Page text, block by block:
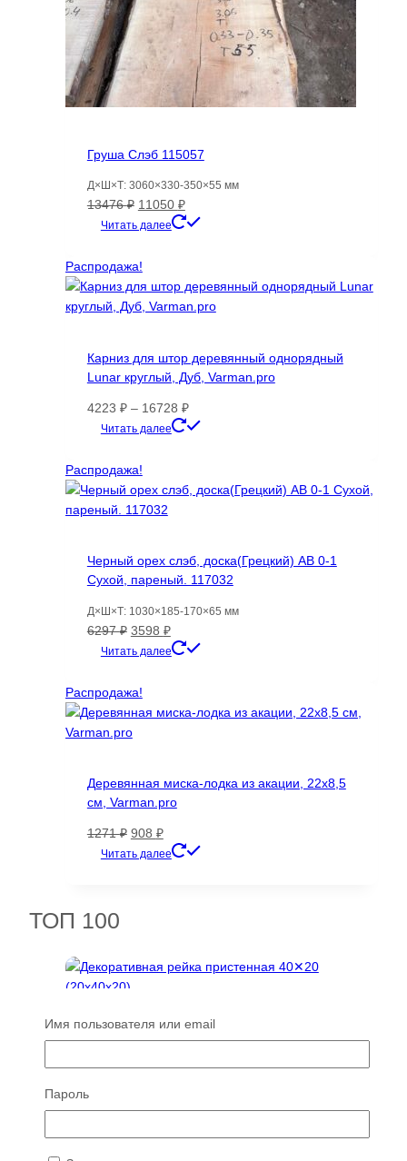
Груша Слэб 115057
Д×Ш×Т: 3060×330-350×55 мм
13476₽ Первоначальная
цена
13476 ₽.
11050 ₽Текущая
цена:
Читать далее
Распродажа!
Карниз для штор деревянный однорядный
Lunar круглый, Дуб, Varman.pro
4223 ₽ – 16728 ₽Диапазон
цен:
16728 ₽
Читать далее
несколько
выбрать
на
странице
Распродажа!
Черный орех слэб, доска(Грецкий) AB 0-1
Сухой, пареный. 117032
Д×Ш×Т: 1030×185-170×65 мм
6297₽ Первоначальная
цена
6297 ₽.
3598 ₽Текущая
цена:
Читать далее
Распродажа!
Деревянная миска-лодка из акации, 22х8,5
см, Varman.pro
1271₽ Первоначальная
цена
908 ₽Текущая
цена:
Читать далее
ТОП 100
Имя пользователя или email
Пароль